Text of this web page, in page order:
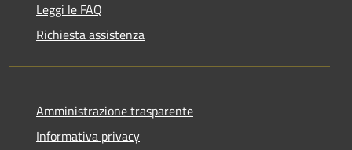
Leggi le FAQ
Richiesta assistenza
Amministrazione trasparente
Informativa privacy